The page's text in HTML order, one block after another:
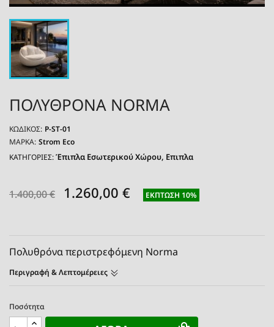
ΠΟΛΥΘΡΌΝΑ NORMA
ΚΩΔΙΚΌΣ: P-ST-01
ΜΆΡΚΑ: Strom Eco
ΚΑΤΗΓΟΡΙΕΣ:Έπιπλα Εσωτερικού Χώρου Επιπλα
1.400,00 € 1.260,00 € ΈΚΠΤΩΣΗ 10%
Πολυθρόνα περιστρεφόμενη Norma
Περιγραφή & Λεπτομέρειες
Ποσότητα